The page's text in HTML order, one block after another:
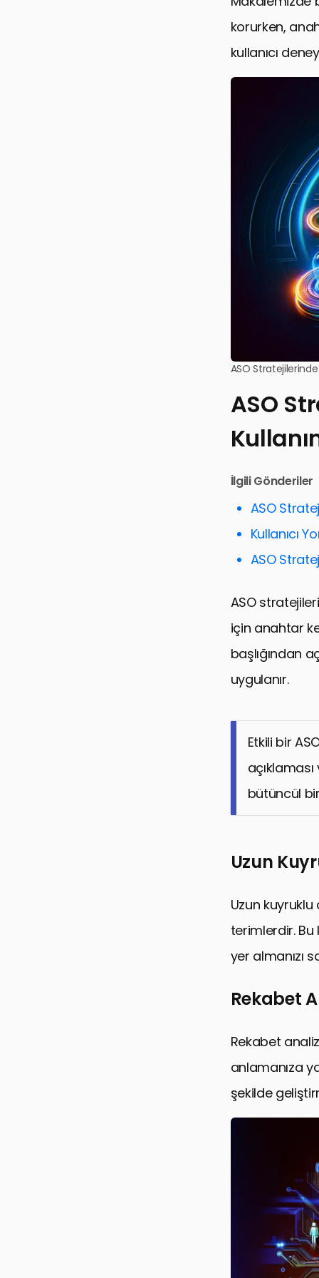
korurken,
kullanıcı
ASO
ASO
İlgili Gönderiler
ASO
Kullanıcı
ASO
ASO
için anahtar
başlığından
uygulanır.
Etkili bir
bütüncül
Uzun
Uzun
terimlerdir.
yer almanızı
Rekabet
Rekabet
anlamanıza
şekilde